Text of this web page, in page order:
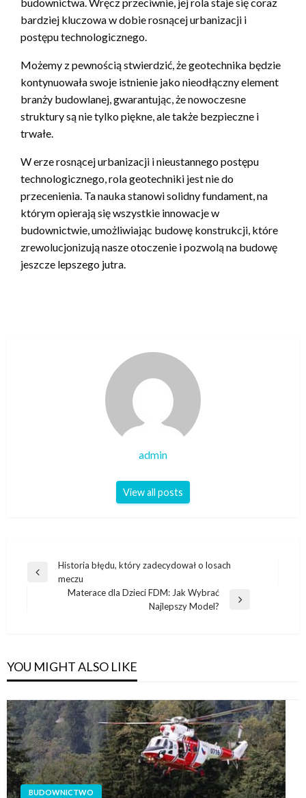
budownictwa. Wręcz przeciwnie, jej rola staje się coraz
bardziej kluczowa w dobie rosnącej urbanizacji i
postępu technologicznego.
Możemy z pewnością stwierdzić, że geotechnika będzie
kontynuowała swoje istnienie jako nieodłączny element
branży budowlanej, gwarantując, że nowoczesne
struktury są nie tylko piękne, ale także bezpieczne i
trwałe.
W erze rosnącej urbanizacji i nieustannego postępu
technologicznego, rola geotechniki jest nie do
przecenienia. Ta nauka stanowi solidny fundament, na
którym opierają się wszystkie innowacje w
budownictwie, umożliwiając budowę konstrukcji, które
zrewolucjonizują nasze otoczenie i pozwolą na budowę
jeszcze lepszego jutra.
admin
View all posts
Nawigacja
wpisu
Previous
Historia błędu, który zadecydował o losach
meczu
Materace dla Dzieci FDM: Jak Wybrać
Najlepszy Model?
YOU MIGHT ALSO LIKE
BUDOWNICTWO